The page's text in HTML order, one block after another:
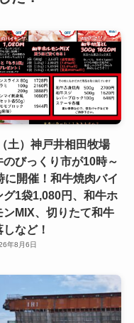
土）神戸井相田牧場
のびっくり市が10時～
に開催！和牛焼肉バイ
グ1袋1,080円、和牛ホ
ンMIX、切りたて和牛
など！
年8月6日